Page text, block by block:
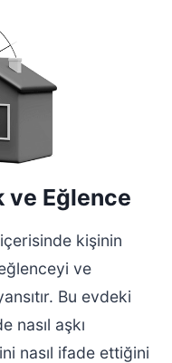
ve Eğlence
kişinin
ve
Bu evdeki
nasıl aşkı
nasıl ifade ettiğini